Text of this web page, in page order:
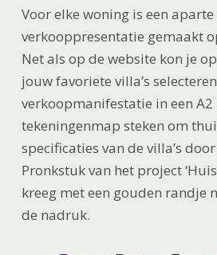
Voor elke woning is een aparte
verkooppresentatie gemaakt
Net als op de website kon je
jouw favoriete villa’s
verkoopmanifestatie in een A2
tekeningenmap steken om
specificaties van de villa’s
Pronkstuk van het project ‘Huis
kreeg met een gouden randje
de nadruk.